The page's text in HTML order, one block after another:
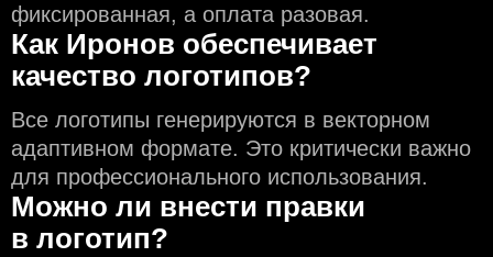
фиксированная, а оплата разовая.
Как Иронов обеспечивает
качество логотипов?
Все логотипы генерируются в векторном
адаптивном формате. Это критически важно
для профессионального использования.
Можно ли внести правки
в логотип?